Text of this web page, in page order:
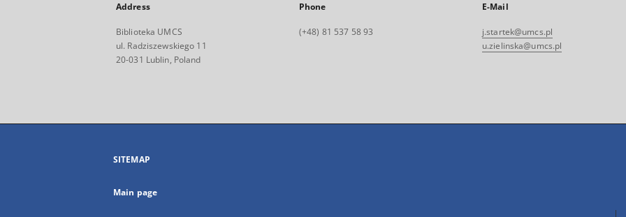
Address
Biblioteka UMCS
ul. Radziszewskiego 11
20-031 Lublin, Poland
Phone
(+48) 81 537 58 93
E-Mail
j.startek@umcs.pl
u.zielinska@umcs.pl
SITEMAP
Main page